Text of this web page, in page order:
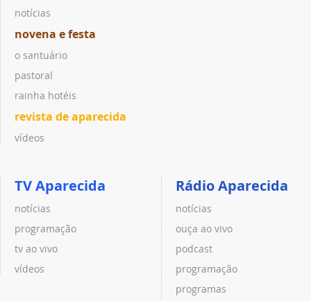
notícias
novena e festa
o santuário
pastoral
rainha hotéis
revista de aparecida
vídeos
TV Aparecida
notícias
programação
tv ao vivo
vídeos
Rádio Aparecida
notícias
ouça ao vivo
podcast
programação
programas